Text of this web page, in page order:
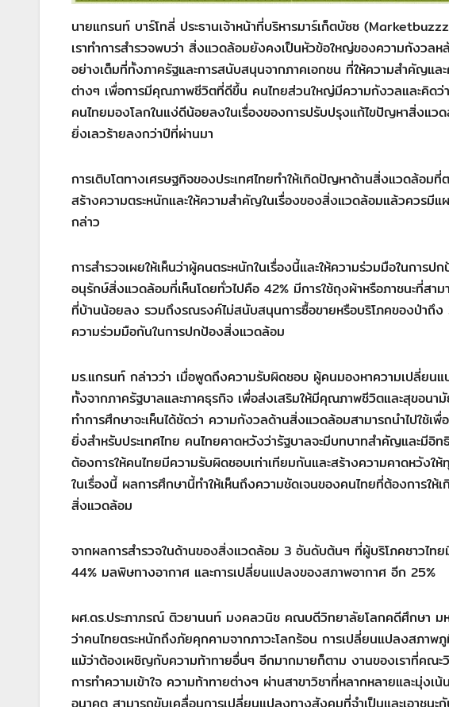
นายแกรนท์ บาร์โทลี่ ประธานเจ้าหน้าที่บริหารมาร์เก็ตบัซซ
เราทำการสำรวจพบว่า สิ่งแวดล้อมยังคงเป็นหัวข้อใหญ่ของความกังวล
อย่างเต็มที่ทั้งภาครัฐและการสนับสนุนจากภาคเอกชน ที่ให้ความสำคัญแ
ต่างๆ เพื่อการมีคุณภาพชีวิตที่ดีขึ้น คนไทยส่วนใหญ่มีความกังวลและคิด
คนไทยมองโลกในแง่ดีน้อยลงในเรื่องของการปรับปรุงแก้ไขปัญหาสิ่งแว
ยิ่งเลวร้ายลงกว่าปีที่ผ่านมา
การเติบโตทางเศรษฐกิจของประเทศไทยทำให้เกิดปัญหาด้านสิ่งแวดล้อม
สร้างความตระหนักและให้ความสำคัญในเรื่องของสิ่งแวดล้อมแล้วควรมี
กล่าว
การสำรวจเผยให้เห็นว่าผู้คนตระหนักในเรื่องนี้และให้ความร่วมมือในกา
อนุรักษ์สิ่งแวดล้อมที่เห็นโดยทั่วไปคือ 42% มีการใช้ถุงผ้าหรือภาชนะที่สา
ที่บ้านน้อยลง รวมถึงรณรงค์ไม่สนับสนุนการซื้อขายหรือบริโภคของป่าถึง
ความร่วมมือกันในการปกป้องสิ่งแวดล้อม
มร.แกรนท์ กล่าวว่า เมื่อพูดถึงความรับผิดชอบ ผู้คนมองหาความเปลี่ยน
ทั้งจากภาครัฐบาลและภาคธุรกิจ เพื่อส่งเสริมให้มีคุณภาพชีวิตและสุขอน
ทำการศึกษาจะเห็นได้ชัดว่า ความกังวลด้านสิ่งแวดล้อมสามารถนำไปใช้
ยิ่งสำหรับประเทศไทย คนไทยคาดหวังว่ารัฐบาลจะมีบทบาทสำคัญและมี
ต้องการให้คนไทยมีความรับผิดชอบเท่าเทียมกันและสร้างความคาดหวัง
ในเรื่องนี้ ผลการศึกษานี้ทำให้เห็นถึงความชัดเจนของคนไทยที่ต้องการให้
สิ่งแวดล้อม
จากผลการสำรวจในด้านของสิ่งแวดล้อม 3 อันดับต้นๆ ที่ผู้บริโภคชาวไท
44% มลพิษทางอากาศ และการเปลี่ยนแปลงของสภาพอากาศ อีก 25%
ผศ.ดร.ประภาภรณ์ ติวยานนท์ มงคลวนิช คณบดีวิทยาลัยโลกคดีศึกษา มห
ว่าคนไทยตระหนักถึงภัยคุกคามจากภาวะโลกร้อน การเปลี่ยนแปลงสภาพ
แม้ว่าต้องเผชิญกับความท้าทายอื่นๆ อีกมากมายก็ตาม งานของเราที่คณ
การทำความเข้าใจ ความท้าทายต่างๆ ผ่านสาขาวิชาที่หลากหลายและมุ่งเ